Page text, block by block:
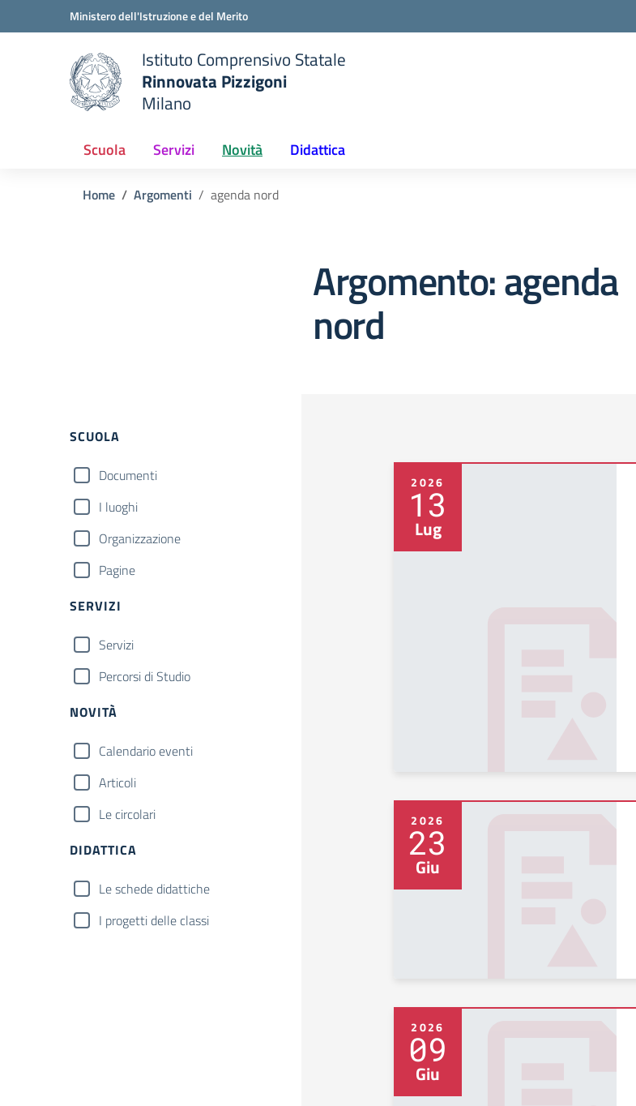
Vai ai contenuti
Vai al menu di navigazioneMinistero dell'Istruzione e del Merito
Istituto Comprensivo Statale
Rinnovata Pizzigoni
Milano
Scuola Servizi Novità Didattica
Home Argomenti agenda nord
Argomento: agenda
nord
SCUOLA
Documenti
I luoghi
Organizzazione
Pagine
SERVIZI
Servizi
Percorsi di Studio
NOVITÀ
Calendario eventi
Articoli
Le circolari
DIDATTICA
Le schede didattiche
I progetti delle classi
2026
13
Lug
2026
23
Giu
2026
09
Giu